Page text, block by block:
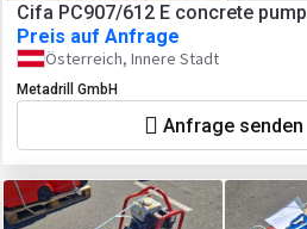
Cifa PC907/612 E concrete pump
Preis auf Anfrage
Österreich, Innere Stadt
Metadrill GmbH
Anfrage senden